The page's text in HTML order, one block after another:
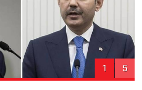
1 5